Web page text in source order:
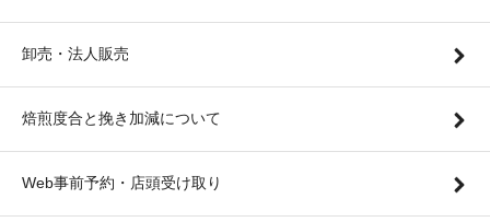
卸売・法人販売
焙煎度合と挽き加減について
Web事前予約・店頭受け取り